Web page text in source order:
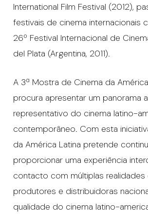
International Film Festival (2012),
festivais de cinema internacionais
26º Festival Internacional de
del Plata (Argentina, 2011).
A 3ª Mostra de Cinema da
procura apresentar um panorama
representativo do cinema latino-
contemporâneo. Com esta
da América Latina pretende
proporcionar uma experiência
contacto com múltiplas realidades
produtores e distribuidoras
qualidade do cinema latino-